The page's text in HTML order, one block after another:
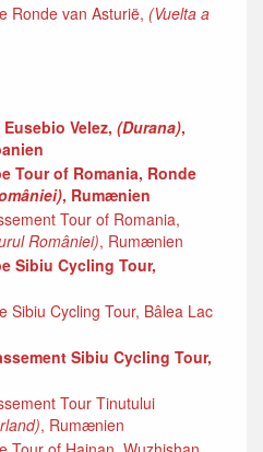
Ronde van Asturië, (Vuelta a
Velez, (Durana),
Tour of Romania, Ronde
, Rumænien
Tour of Romania,
României), Rumænien
Sibiu Cycling Tour,
Sibiu Cycling Tour, Bâlea Lac
Sibiu Cycling Tour,
Tour Tinutului
, Rumænien